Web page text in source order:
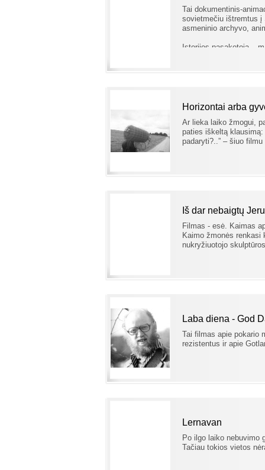
Tai dokumentinis-
sovietmečiu ištremtus į
asmeninio archyvo,
Istorijos pasakotoja –
Horizontai arba
Ar lieka laiko žmogui,
paties iškeltą
padaryti?..” – šiuo
Iš dar nebaigtų
Filmas - esė. Kaimas
Kaimo žmonės renkasi
nukryžiuotojo
Laba diena - God
Tai filmas apie pokario
rezistentus ir apie
Lernavan
Po ilgo laiko nebuvimo
Tačiau tokios vietos